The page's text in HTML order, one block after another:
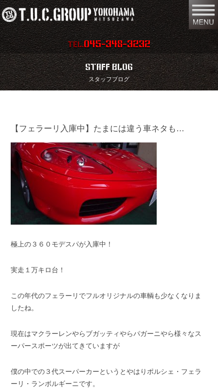
TEL.045-348-3232
在庫車両情報 店舗情報
保証内容 地図
スタッフ紹介 お問い合わせ
特別作業 注文販売
買取無料査定 パーツリスト
リンク
STAFF BLOG
スタッフブログ
【フェラーリ入庫中】たまには違う車ネタも…
極上の３６０モデスパが入庫中！
実走１万キロ台！
この年代のフェラーリでフルオリジナルの車輌も少なくなりま
したね。
現在はマクラーレンやらブガッティやらパガーニやら様々なス
ーパースポーツが出てきていますが
僕の中での３代スーパーカーというとやはりポルシェ・フェラ
ーリ・ランボルギーニです。